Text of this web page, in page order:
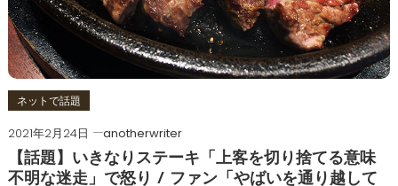
ネットで話題
2021年2月24日
anotherwriter
【話題】いきなりステーキ「上客を切り捨てる意味
不明な迷走」で怒り / ファン「やばいを通り越して